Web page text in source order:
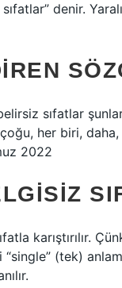
denir.
sıfatlar
her biri, daha,
2022
karıştırılır.
“single” (tek)